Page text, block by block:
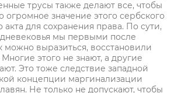
трусы также делают все, чтобы
огромное значение этого сербского
акта для сохранения права. По сути,
мы первыми после
можно выразиться, восстановили
этого не знают, а другие
Это тоже следствие западной
концепции маргинализации
Не только не допускают, чтобы